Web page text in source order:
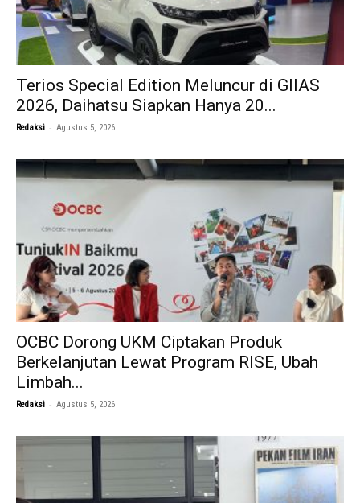
Terios Special Edition Meluncur di GIIAS
2026, Daihatsu Siapkan Hanya 20...
Redaksi - Agustus 5, 2026
OCBC Dorong UKM Ciptakan Produk
Berkelanjutan Lewat Program RISE, Ubah
Limbah...
Redaksi - Agustus 5, 2026